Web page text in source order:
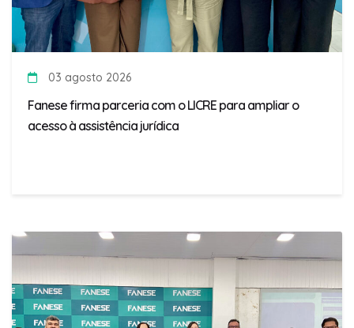
03 agosto 2026
Fanese firma parceria com o LICRE para ampliar o
acesso à assistência jurídica